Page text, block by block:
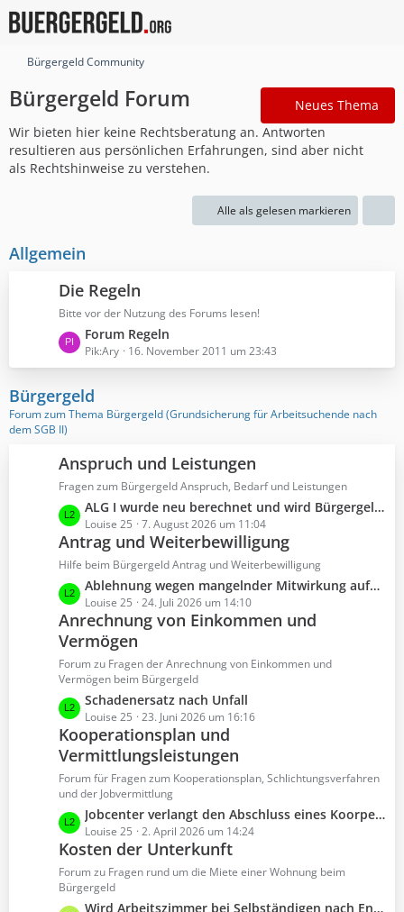
Bürgergeld Community
Bürgergeld Forum
Neues Thema
Wir bieten hier keine Rechtsberatung an. Antworten
resultieren aus persönlichen Erfahrungen, sind aber nicht
als Rechtshinweise zu verstehen.
Alle als gelesen markieren
Allgemein
Die Regeln
Bitte vor der Nutzung des Forums lesen!
L
e
t
t
e
e
i
t
r
ä
g
e
Forum Regeln
Pik:Ary 16. November 2011 um 23:43
Bürgergeld
Forum zum Thema Bürgergeld (Grundsicherung für Arbeitsuchende nach
dem SGB II)
Anspruch und Leistungen
Fragen zum Bürgergeld Anspruch, Bedarf und Leistungen
L
e
t
z
e
B
e
i
t
r
ä
g
e
ALG I wurde neu berechnet und wird Bürgergeld auch neu berechnet?
Louise 25 7. August 2026 um 11:04
Antrag und Weiterbewilligung
Hilfe beim Bürgergeld Antrag und Weiterbewilligung
L
e
t
z
t
e
B
e
i
t
r
ä
g
e
Ablehnung wegen mangelnder Mitwirkung aufgrund von Krankheit und eines Mitbewohners
Louise 25 24. Juli 2026 um 14:10
Anrechnung von Einkommen und
Vermögen
Forum zu Fragen der Anrechnung von Einkommen und
Vermögen beim Bürgergeld
L
e
t
z
t
e
B
e
i
r
Schadenersatz nach Unfall
Louise 25 23. Juni 2026 um 16:16
Kooperationsplan und
Vermittlungsleistungen
Forum für Fragen zum Kooperationsplan, Schlichtungsverfahren
und der Jobvermittlung
L
e
t
z
t
e
Jobcenter verlangt den Abschluss eines Koorperationsplan
Louise 25 2. April 2026 um 14:24
Kosten der Unterkunft
Forum zu Fragen rund um die Miete einer Wohnung beim
Bürgergeld
L
Wird Arbeitszimmer bei Selbständigen nach Ende der Karenzzeit in der Anlage EKS vom Jobcenter anerkannt